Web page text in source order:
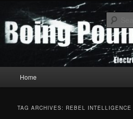
primary
content
secondary
contentBoing Poum Tchak!
Home
TAG ARCHIVES: REBEL INTELLIGENCE